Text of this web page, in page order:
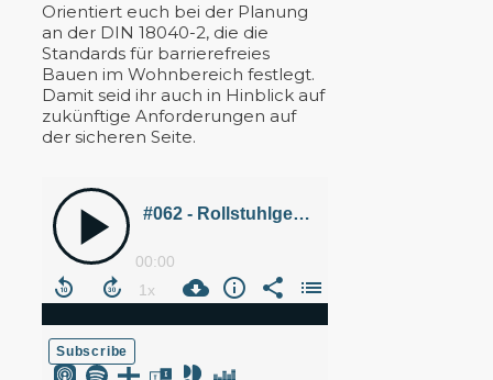
Orientiert euch bei der Planung
an der DIN 18040-2, die die
Standards für barrierefreies
Bauen im Wohnbereich festlegt.
Damit seid ihr auch in Hinblick auf
zukünftige Anforderungen auf
der sicheren Seite.